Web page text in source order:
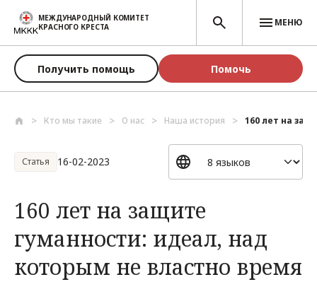
Перейти к основному содержанию
МЕЖДУНАРОДНЫЙ КОМИТЕТ
КРАСНОГО КРЕСТА
МЕНЮ
Получить помощь Помочь
Кто мы такие О нас Наша история 160 лет на
Статья 16-02-2023
160 лет на защите
гуманности: идеал, над
которым не властно время